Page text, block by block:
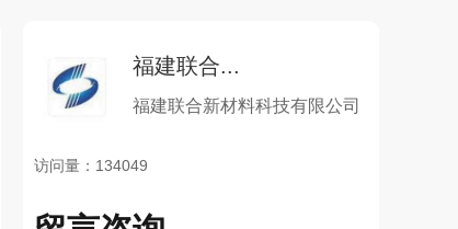
福建联合...
福建联合新材料科技有限公司
访问量：134049